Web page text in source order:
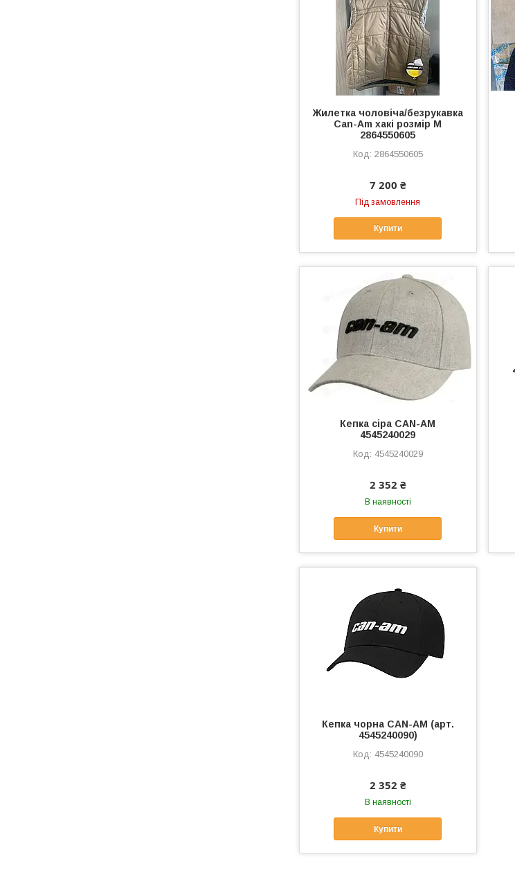
Жилетка чоловіча/безрукавка
Can-Am хакі розмір M
2864550605
2864550605
7 200 ₴
Під замовлення
Купити
Кепка сіра CAN-AM
4545240029
4545240029
2 352 ₴
В наявності
Купити
Кепка чорна CAN-AM (арт.
4545240090)
4545240090
2 352 ₴
В наявності
Купити